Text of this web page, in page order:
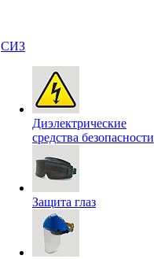
СИЗ
Диэлектрические
средства безопасности
Защита глаз